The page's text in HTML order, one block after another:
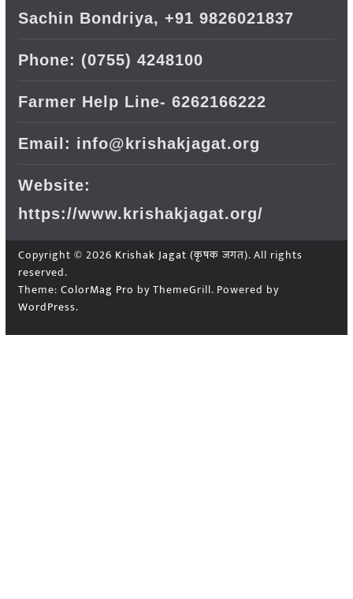
Sachin Bondriya, +91 9826021837
Phone: (0755) 4248100
Farmer Help Line- 6262166222
Email: info@krishakjagat.org
Website:
https://www.krishakjagat.org/
Copyright © 2026 Krishak Jagat (कृषक जगत). All rights
reserved.
Theme: ColorMag Pro by ThemeGrill. Powered by
WordPress.